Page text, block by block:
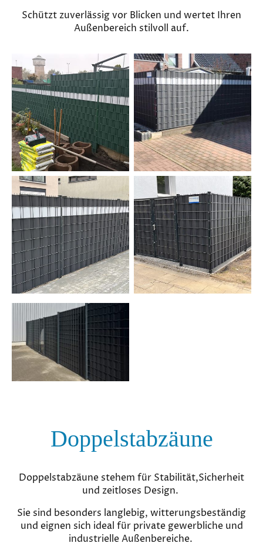
Schützt zuverlässig vor Blicken und wertet Ihren
Außenbereich stilvoll auf.
Doppelstabzäune
Doppelstabzäune stehem für Stabilität,Sicherheit
und zeitloses Design.
Sie sind besonders langlebig, witterungsbeständig
und eignen sich ideal für private gewerbliche und
industrielle Außenbereiche.